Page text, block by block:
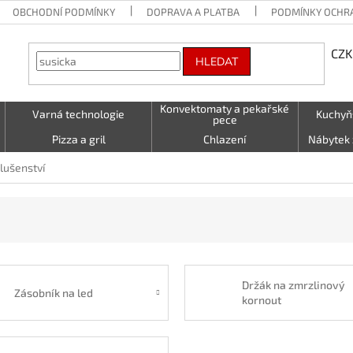
OBCHODNÍ PODMÍNKY DOPRAVA A PLATBA PODMÍNKY
HLEDAT
CZK
Varná technologie
Konvektomaty a pekařské
pece
Pizza a gril Chlazení Nábytek
Vzduchotechnika
Zásobník na led
Držák na zmrzlinový
kornout